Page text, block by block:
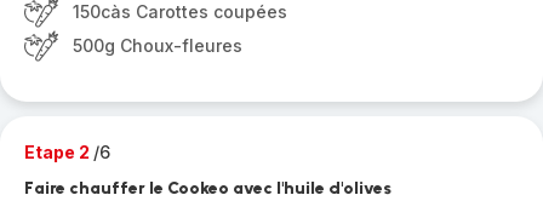
150càs Carottes coupées
500g Choux-fleures
Etape 2 /6
Faire chauffer le Cookeo avec l'huile d'olives